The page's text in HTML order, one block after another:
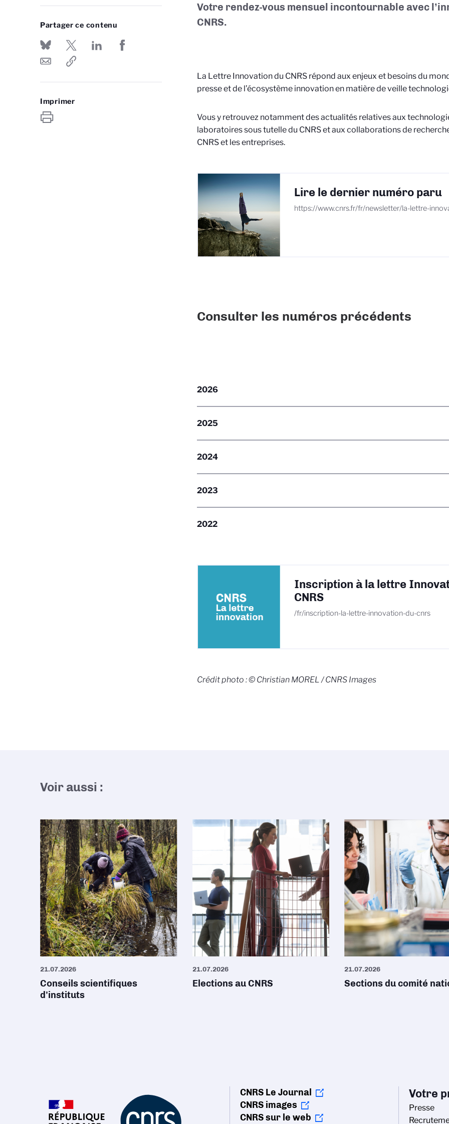
Partager ce contenu
Imprimer
Votre rendez-vous mensuel incontournable avec
CNRS.
La Lettre Innovation du CNRS répond aux enjeux et besoins du
presse et de l’écosystème innovation en matière de veille
Vous y retrouvez notamment des actualités relatives aux
laboratoires sous tutelle du CNRS et aux collaborations de
CNRS et les entreprises.
Lire le dernier numéro paru
https://www.cnrs.fr/fr/newsletter/la-lettre-
Consulter les numéros précédents
2026
2025
2024
2023
2022
Inscription à la lettre
CNRS
/fr/inscription-la-lettre-innovation-du-cnrs
Crédit photo : © Christian MOREL / CNRS Images
Voir aussi :
21.07.2026
Conseils scientifiques
d'instituts
21.07.2026
Elections au CNRS
21.07.2026
Sections du comité
CNRS Le Journal
CNRS images
CNRS sur le web
Votre
Presse